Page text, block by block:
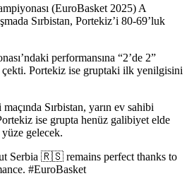
(EuroBasket 2025) A
Sırbistan, Portekiz’i 80-69’luk
performansına “2’de 2”
Portekiz ise gruptaki ilk yenilgisini
Sırbistan, yarın ev sahibi
ise grupta henüz galibiyet elde
gelecek.
Serbia 🇷🇸 remains perfect thanks to
#EuroBasket